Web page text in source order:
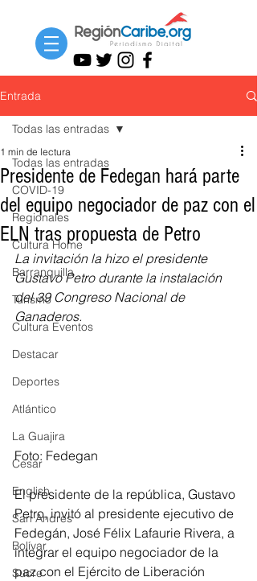
Entrada
Todas las entradas
COVID-19
Regionales
Cultura Home
Barranquilla
Turismo
Cultura Eventos
Destacar
Deportes
Atlántico
La Guajira
Cesar
English
San Andres
Bolívar
Sucre
Todas las entradas
Presidente de Fedegan hará parte
del equipo negociador de paz con el
ELN tras propuesta de Petro
1 min de lectura
La invitación la hizo el presidente
Gustavo Petro durante la instalación
del 39 Congreso Nacional de
Ganaderos.
Foto: Fedegan
El presidente de la república, Gustavo
Petro, invitó al presidente ejecutivo de
Fedegán, José Félix Lafaurie Rivera, a
integrar el equipo negociador de la
paz con el Ejército de Liberación